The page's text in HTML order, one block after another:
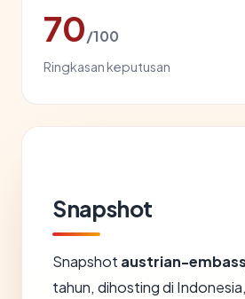
70/100
Ringkasan keputusan
Snapshot
Snapshot austrian-
tahun, dihosting di